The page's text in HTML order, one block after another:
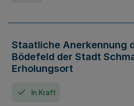
Staatliche Anerkennung
Bödefeld der Stadt
Erholungsort
In Kraft